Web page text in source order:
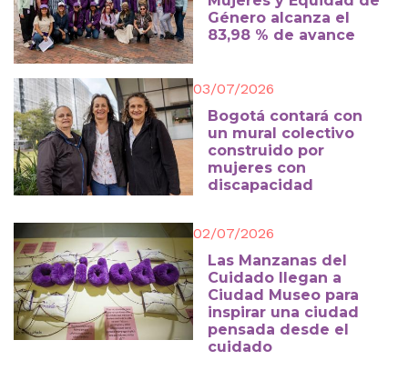
Género alcanza el
83,98 % de avance
03/07/2026
Bogotá contará con
un mural colectivo
construido por
mujeres con
discapacidad
02/07/2026
Las Manzanas del
Cuidado llegan a
Ciudad Museo para
inspirar una ciudad
pensada desde el
cuidado